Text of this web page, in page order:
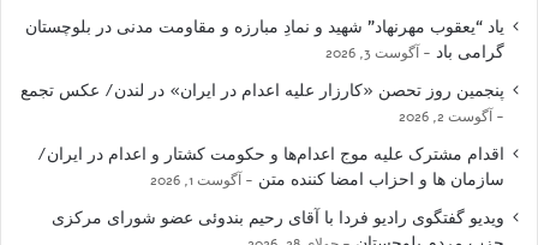
یاد “یعقوب مهرنهاد” شهید و نمادِ مبارزه و مقاومت مدنی در بلوچستان
گرامی باد
آگوست 3, 2026
پنجمین روز تحصن «کارزار علیه اعدام در ایران» در لندن/ عکس تجمع
آگوست 2, 2026
اقدام مشترک علیه موج اعدام‌ها و حکومت کشتار و اعدام در ایران/
سازمان ها و احزاب امضا کننده متن
آگوست 1, 2026
ویدیو گفتگوی رادیو فردا با آقای رحیم بندوئی عضو شورای مرکزی